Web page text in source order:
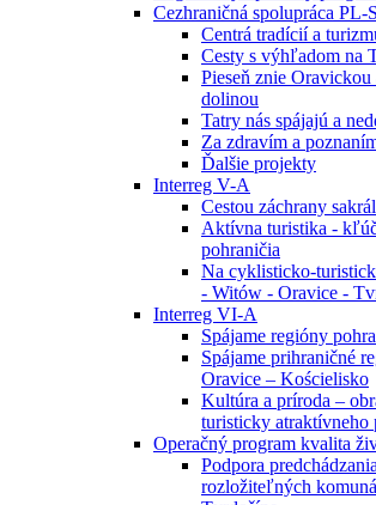
Cezhraničná spolupráca PL-
Centrá tradícií a
Cesty s výhľadom na
Pieseň znie
dolinou
Tatry nás spájajú a
Za zdravím a
Ďalšie projekty
Interreg V-A
Cestou záchrany
Aktívna turistika -
pohraničia
Na cyklisticko-
- Witów - Oravice -
Interreg VI-A
Spájame regióny
Spájame prihraničné
Oravice – Kościelisko
Kultúra a príroda –
turisticky atraktívneho
Operačný program kvalita
Podpora
rozložiteľných